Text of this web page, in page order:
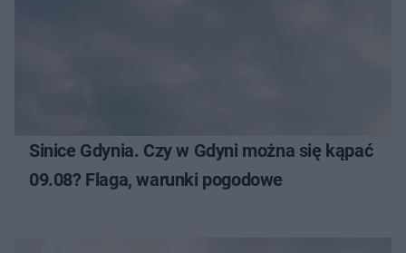
Sinice Gdynia. Czy w Gdyni można się kąpać
09.08? Flaga, warunki pogodowe